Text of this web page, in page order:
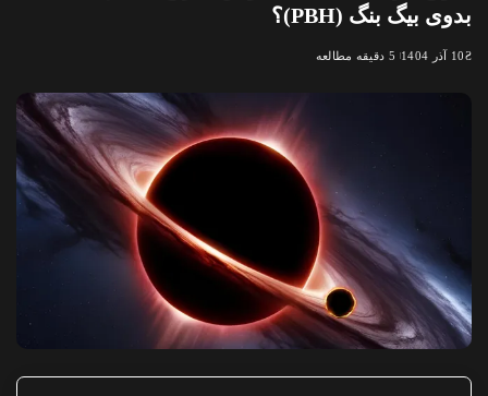
بدوی بیگ بنگ (PBH)؟
10 آذر 1404 5 دقیقه مطالعه